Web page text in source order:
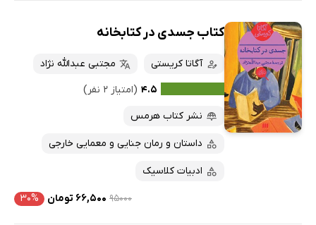
کتاب جسدی در کتابخانه
آگاتا کریستی
مجتبی عبدالله نژاد
۴.۵ (امتیاز ۲ نفر)
نشر کتاب هرمس
داستان و رمان جنایی و معمایی خارجی
ادبیات کلاسیک
۹۵۰۰۰ ۶۶,۵۰۰ تومان ۳۰%